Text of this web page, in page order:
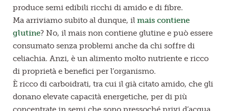
produce semi edibili ricchi di amido e di fibre.
Ma arriviamo subito al dunque, il mais contiene
glutine? No, il mais non contiene glutine e può essere
consumato senza problemi anche da chi soffre di
celiachia. Anzi, è un alimento molto nutriente e ricco
di proprietà e benefici per l’organismo.
È ricco di carboidrati, tra cui il già citato amido, che gli
donano elevate capacità energetiche, per di più